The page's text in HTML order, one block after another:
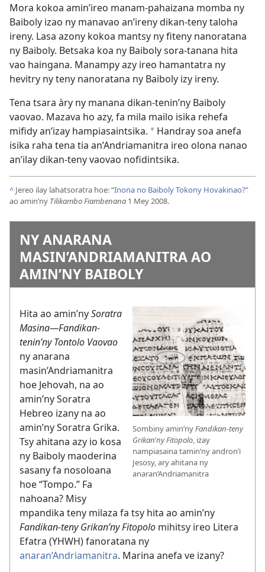
Mora kokoa amin’ireo manam-pahaizana momba ny
Baiboly izao ny manavao an’ireny dikan-teny taloha
ireny. Lasa azony kokoa mantsy ny fiteny nanoratana
ny Baiboly. Betsaka koa ny Baiboly sora-tanana hita
vao haingana. Manampy azy ireo hamantatra ny
hevitry ny teny nanoratana ny Baiboly izy ireny.
Tena tsara àry ny manana dikan-tenin’ny Baiboly
vaovao. Mazava ho azy, fa mila mailo isika rehefa
mifidy an’izay hampiasaintsika. * Handray soa anefa
isika raha tena tia an’Andriamanitra ireo olona nanao
an’ilay dikan-teny vaovao nofidintsika.
^ Jereo ilay lahatsoratra hoe: “Inona no Baiboly Tokony Hovakinao?”
ao amin’ny Tilikambo Fiambenana 1 Mey 2008.
NY ANARANA
MASIN’ANDRIAMANITRA AO
AMIN’NY BAIBOLY
Sombiny amin’nyFandikan-teny
Grikan’ny Fitopolo, izay
nampiasaina tamin’ny andron’i
Jesosy, ary ahitana ny
anaran’Andriamanitra
Hita ao amin’nySoratra
Masina—Fandikan-
tenin’ny Tontolo Vaovao
ny anarana
masin’Andriamanitra
hoe Jehovah, na ao
amin’ny Soratra
Hebreo izany na ao
amin’ny Soratra Grika.
Tsy ahitana azy io kosa
ny Baiboly maoderina
sasany fa nosoloana
hoe “Tompo.” Fa
nahoana? Misy
mpandika teny milaza fa tsy hita ao amin’ny
Fandikan-teny Grikan’ny Fitopolo mihitsy ireo Litera
Efatra (YHWH) fanoratana ny
anaran’Andriamanitra. Marina anefa ve izany?